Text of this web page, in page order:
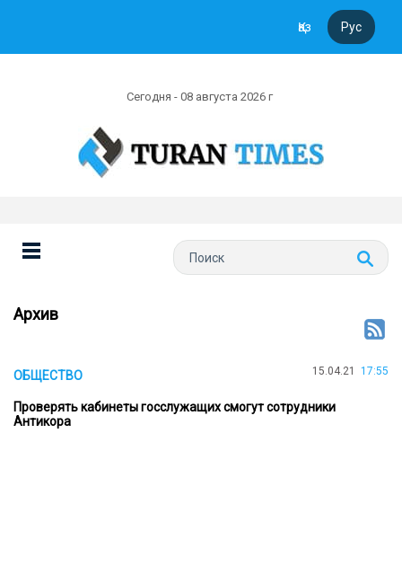
Қаз Рус
Сегодня - 08 августа 2026 г
Архив
ОБЩЕСТВО 15.04.21 17:55
Проверять кабинеты госслужащих смогут сотрудники
Антикора